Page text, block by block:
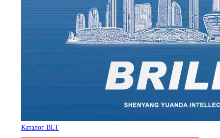
Каталог BLT